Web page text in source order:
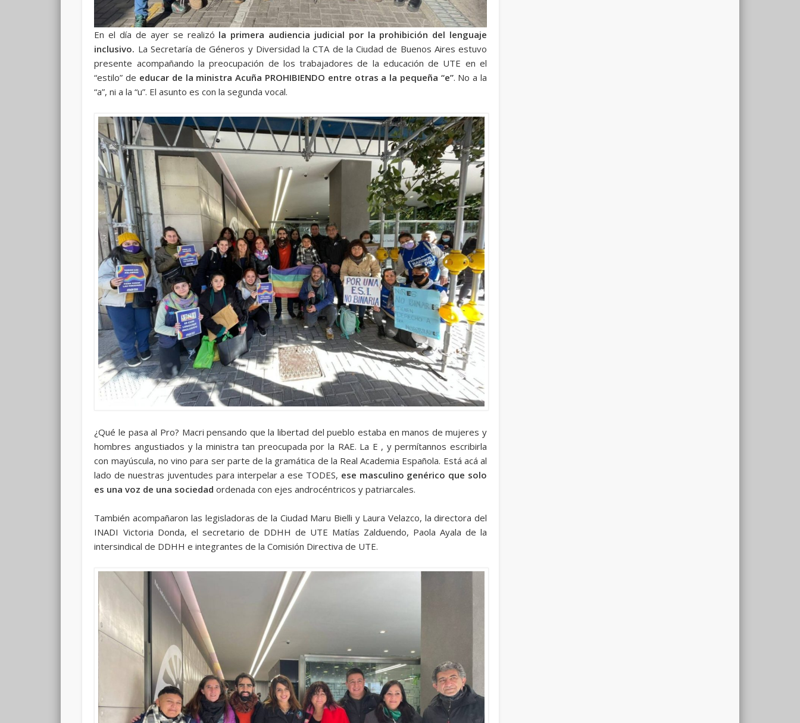
En el día de ayer se realizó la primera audiencia judicial por la prohibición del lenguaje
inclusivo. La Secretaría de Géneros y Diversidad la CTA de la Ciudad de Buenos Aires estuvo
presente acompañando la preocupación de los trabajadores de la educación de UTE en el
“estilo” de educar de la ministra Acuña PROHIBIENDO entre otras a la pequeña “e”. No a la
“a”, ni a la “u”. El asunto es con la segunda vocal.
¿Qué le pasa al Pro? Macri pensando que la libertad del pueblo estaba en manos de mujeres y
hombres angustiados y la ministra tan preocupada por la RAE. La E , y permítannos escribirla
con mayúscula, no vino para ser parte de la gramática de la Real Academia Española. Está acá al
lado de nuestras juventudes para interpelar a ese TODES, ese masculino genérico que solo
es una voz de una sociedad ordenada con ejes androcéntricos y patriarcales.
También acompañaron las legisladoras de la Ciudad Maru Bielli y Laura Velazco, la directora del
INADI Victoria Donda, el secretario de DDHH de UTE Matías Zalduendo, Paola Ayala de la
intersindical de DDHH e integrantes de la Comisión Directiva de UTE.